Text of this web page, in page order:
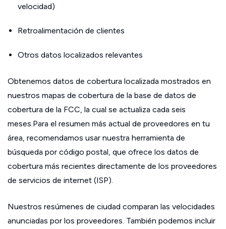
velocidad)
Retroalimentación de clientes
Otros datos localizados relevantes
Obtenemos datos de cobertura localizada mostrados en
nuestros mapas de cobertura de la base de datos de
cobertura de la FCC, la cual se actualiza cada seis
meses.Para el resumen más actual de proveedores en tu
área, recomendamos usar nuestra herramienta de
búsqueda por código postal, que ofrece los datos de
cobertura más recientes directamente de los proveedores
de servicios de internet (ISP).
Nuestros resúmenes de ciudad comparan las velocidades
anunciadas por los proveedores. También podemos incluir